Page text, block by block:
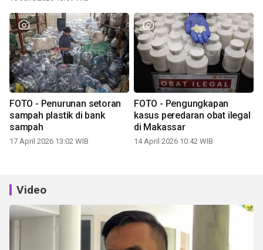
FOTO - Penurunan setoran
sampah plastik di bank
sampah
17 April 2026 13:02 WIB
FOTO - Pengungkapan
kasus peredaran obat ilegal
di Makassar
14 April 2026 10:42 WIB
Video